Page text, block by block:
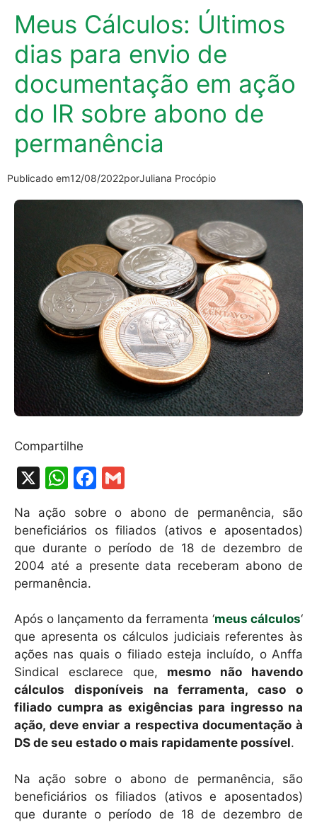
Meus Cálculos: Últimos
dias para envio de
documentação em ação
do IR sobre abono de
permanência
Publicado em12/08/2022porJuliana Procópio
Compartilhe
X
W
at
s
A
p
p
F
c
e
b
o
k
m
ai
l
Na ação sobre o abono de permanência, são
beneficiários os filiados (ativos e aposentados)
que durante o período de 18 de dezembro de
2004 até a presente data receberam abono de
permanência.
Após o lançamento da ferramenta ‘meus cálculos‘
que apresenta os cálculos judiciais referentes às
ações nas quais o filiado esteja incluído, o Anffa
Sindical esclarece que, mesmo não havendo
cálculos disponíveis na ferramenta, caso o
filiado cumpra as exigências para ingresso na
ação, deve enviar a respectiva documentação à
DS de seu estado o mais rapidamente possível.
Na ação sobre o abono de permanência, são
beneficiários os filiados (ativos e aposentados)
que durante o período de 18 de dezembro de